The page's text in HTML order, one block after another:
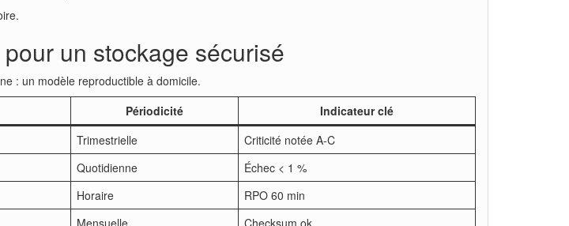
un stockage sécurisé
: un modèle reproductible à domicile.
Périodicité
Indicateur clé
Trimestrielle
Criticité notée A-C
Quotidienne
Échec < 1 %
Horaire
RPO 60 min
Mensuelle Checksum ok